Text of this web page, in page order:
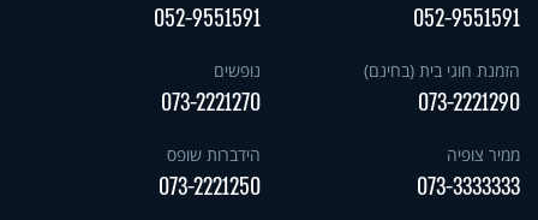
052-9551591
052-9551591
הזמנת חוגי בית (בחינם)
073-2221290
נופשים
073-2221270
ממיר צופיה
073-3333333
הידברות שופס
073-2221250